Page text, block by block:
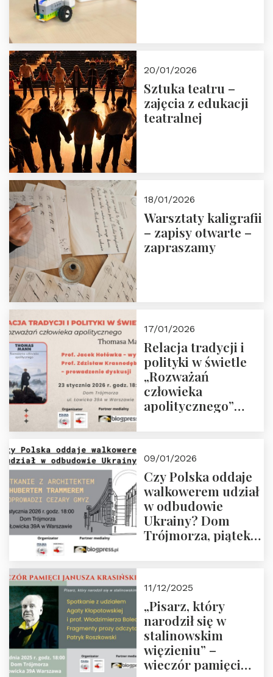
20/01/2026
Sztuka teatru –
zajęcia z edukacji
teatralnej
18/01/2026
Warsztaty kaligrafii
– zapisy otwarte –
zapraszamy
17/01/2026
Relacja tradycji i
polityki w świetle
„Rozważań
człowieka
apolitycznego”
godz. 18:00.
Zapraszamy!
09/01/2026
Czy Polska oddaje
walkowerem udział
w odbudowie
Ukrainy? Dom
Trójmorza, piątek
11/12/2025
„Pisarz, który
narodził się w
stalinowskim
więzieniu” –
wieczór pamięci